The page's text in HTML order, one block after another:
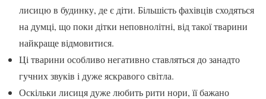
лисицю в будинку, де є діти. Більшість фахівців сходяться
на думці, що поки дітки неповнолітні, від такої тварини
найкраще відмовитися.
Ці тварини особливо негативно ставляться до занадто
гучних звуків і дуже яскравого світла.
Оскільки лисиця дуже любить рити нори, її бажано